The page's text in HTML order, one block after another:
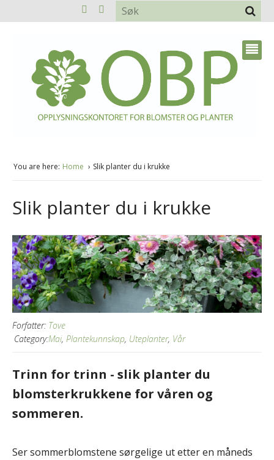
You are here: Home Slik planter du i krukke
Slik planter du i krukke
Forfatter: Tove
Category:Mai, Plantekunnskap, Uteplanter, Vår
Trinn for trinn - slik planter du
blomsterkrukkene for våren og
sommeren.
Ser sommerblomstene sørgelige ut etter en måneds